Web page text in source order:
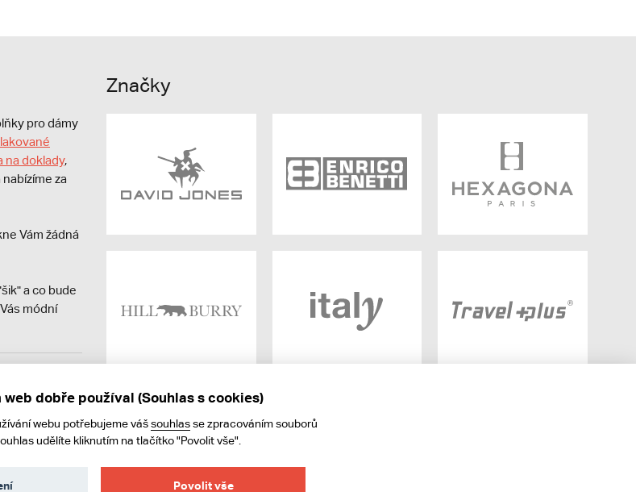
pro dámy
na doklady,
za
Vám žádná
a co bude
módní
Značky
web dobře používal (Souhlas s cookies)
webu potřebujeme vášsouhlasse zpracováním souborů
udělíte kliknutím na tlačítko "Povolit vše".
Povolit vše